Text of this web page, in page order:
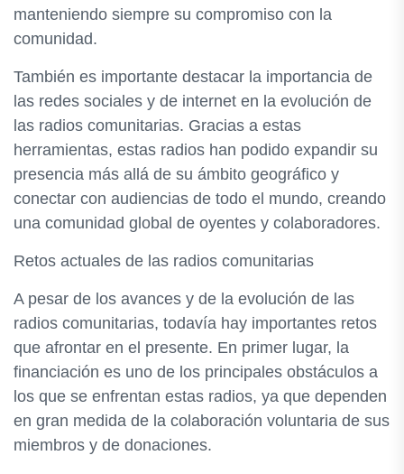
manteniendo siempre su compromiso con la
comunidad.
También es importante destacar la importancia de
las redes sociales y de internet en la evolución de
las radios comunitarias. Gracias a estas
herramientas, estas radios han podido expandir su
presencia más allá de su ámbito geográfico y
conectar con audiencias de todo el mundo, creando
una comunidad global de oyentes y colaboradores.
Retos actuales de las radios comunitarias
A pesar de los avances y de la evolución de las
radios comunitarias, todavía hay importantes retos
que afrontar en el presente. En primer lugar, la
financiación es uno de los principales obstáculos a
los que se enfrentan estas radios, ya que dependen
en gran medida de la colaboración voluntaria de sus
miembros y de donaciones.